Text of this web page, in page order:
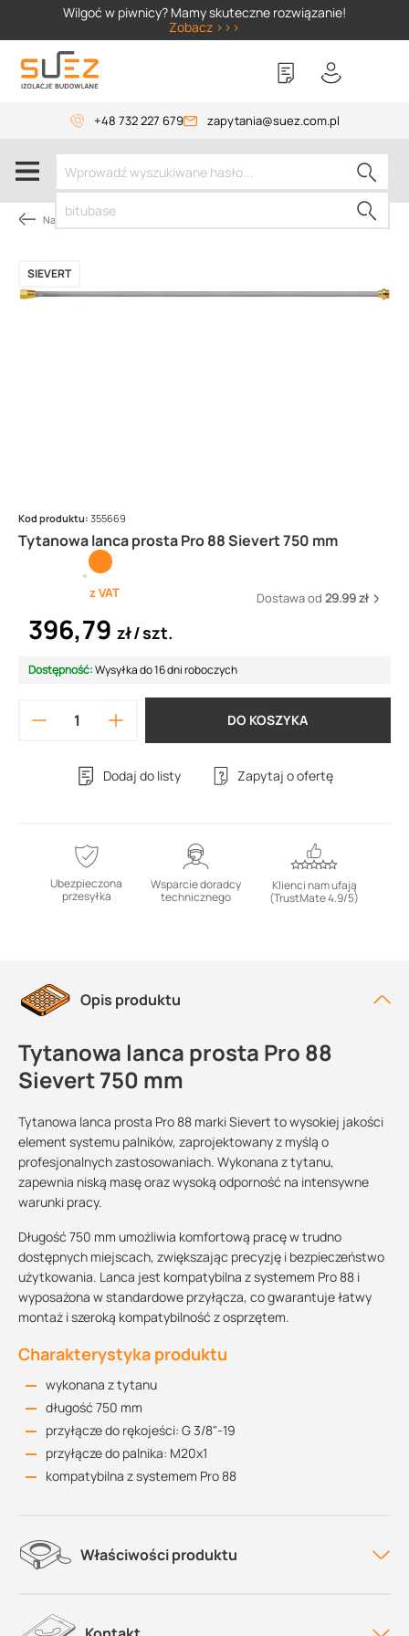
Wilgoć w piwnicy? Mamy skuteczne rozwiązanie!
Zobacz >>>
+48 732 227 679 zapytania@suez.com.pl
Narzędzia dekarskie
Tytanowa lanca prosta Pro 88 Sievert 750 mm
SIEVERT
Kod produktu: 355669
z VAT Dostawa od 29.99 zł
396,79 zł szt.
Dostępność:Wysyłka do 16 dni roboczych
DO KOSZYKA
Dodaj do listy Zapytaj o ofertę
Ubezpieczona
przesyłka
Wsparcie doradcy
technicznego
Klienci nam ufają
(TrustMate 4.9/5)
Opis produktu
Tytanowa lanca prosta Pro 88
Sievert 750 mm
Tytanowa lanca prosta Pro 88 marki Sievert to wysokiej jakości
element systemu palników, zaprojektowany z myślą o
profesjonalnych zastosowaniach. Wykonana z tytanu,
zapewnia niską masę oraz wysoką odporność na intensywne
warunki pracy.
Długość 750 mm umożliwia komfortową pracę w trudno
dostępnych miejscach, zwiększając precyzję i bezpieczeństwo
użytkowania. Lanca jest kompatybilna z systemem Pro 88 i
wyposażona w standardowe przyłącza, co gwarantuje łatwy
montaż i szeroką kompatybilność z osprzętem.
Charakterystyka produktu
wykonana z tytanu
długość 750 mm
przyłącze do rękojeści: G 3/8"-19
przyłącze do palnika: M20x1
kompatybilna z systemem Pro 88
Właściwości produktu